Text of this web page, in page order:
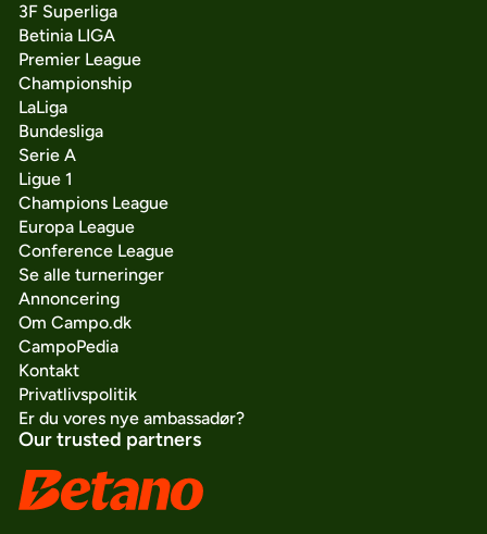
3F Superliga
Betinia LIGA
Premier League
Championship
LaLiga
Bundesliga
Serie A
Ligue 1
Champions League
Europa League
Conference League
Se alle turneringer
Annoncering
Om Campo.dk
CampoPedia
Kontakt
Privatlivspolitik
Er du vores nye ambassadør?
Our trusted partners